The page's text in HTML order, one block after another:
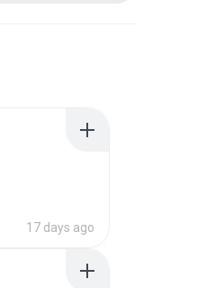
17 days ago